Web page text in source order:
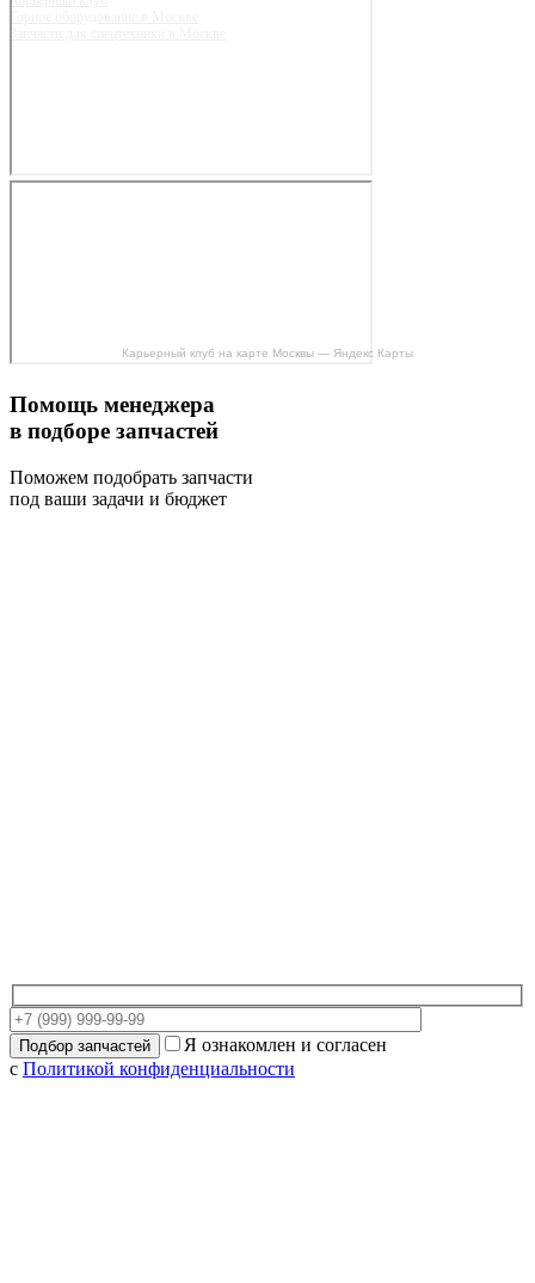
Карьерный клуб на карте Москвы — Яндекс Карты
Помощь менеджера
в подборе запчастей
Поможем подобрать запчасти
под ваши задачи и бюджет
Я ознакомлен и согласен
с Политикой конфиденциальности